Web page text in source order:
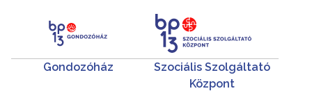
Gondozóház
Szociális Szolgáltató
Központ